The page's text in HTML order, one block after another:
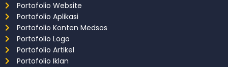
Portofolio Website
Portofolio Aplikasi
Portofolio Konten Medsos
Portofolio Logo
Portofolio Artikel
Portofolio Iklan